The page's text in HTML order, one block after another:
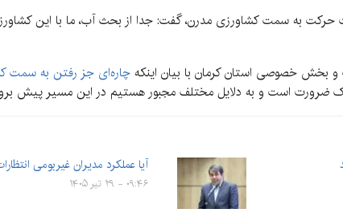
حرکت به سمت کشاورزی مدرن، گفت: جدا از بحث آب، ما با این
بخش خصوصی استان کرمان با بیان اینکه چاره‌ای جز رفتن به سمت
یک ضرورت است و به دلایل مختلف مجبور هستیم در این مسیر پیش
آیا عملکرد مدیران غیربومی
۰۹:۴۶ - ۲۹ تیر ۱۴۰۵